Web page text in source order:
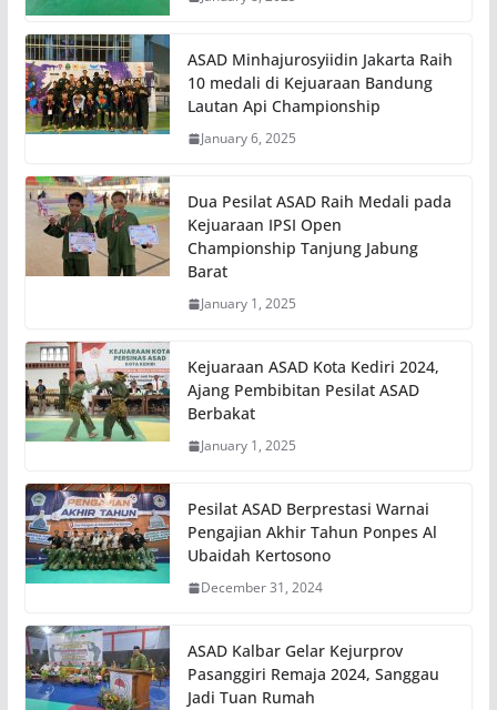
ASAD Minhajurosyiidin Jakarta Raih
10 medali di Kejuaraan Bandung
Lautan Api Championship
January 6, 2025
Dua Pesilat ASAD Raih Medali pada
Kejuaraan IPSI Open
Championship Tanjung Jabung
Barat
January 1, 2025
Kejuaraan ASAD Kota Kediri 2024,
Ajang Pembibitan Pesilat ASAD
Berbakat
January 1, 2025
Pesilat ASAD Berprestasi Warnai
Pengajian Akhir Tahun Ponpes Al
Ubaidah Kertosono
December 31, 2024
ASAD Kalbar Gelar Kejurprov
Pasanggiri Remaja 2024, Sanggau
Jadi Tuan Rumah